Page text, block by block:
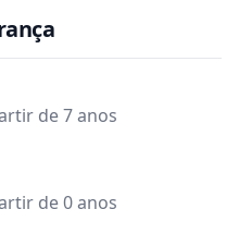
de 7 anos
de 0 anos